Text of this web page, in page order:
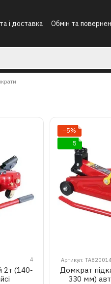
і доставка Обмін та
4
2т (140-
−5%
5
Артикул: TA820014
Домкрат
330 мм)